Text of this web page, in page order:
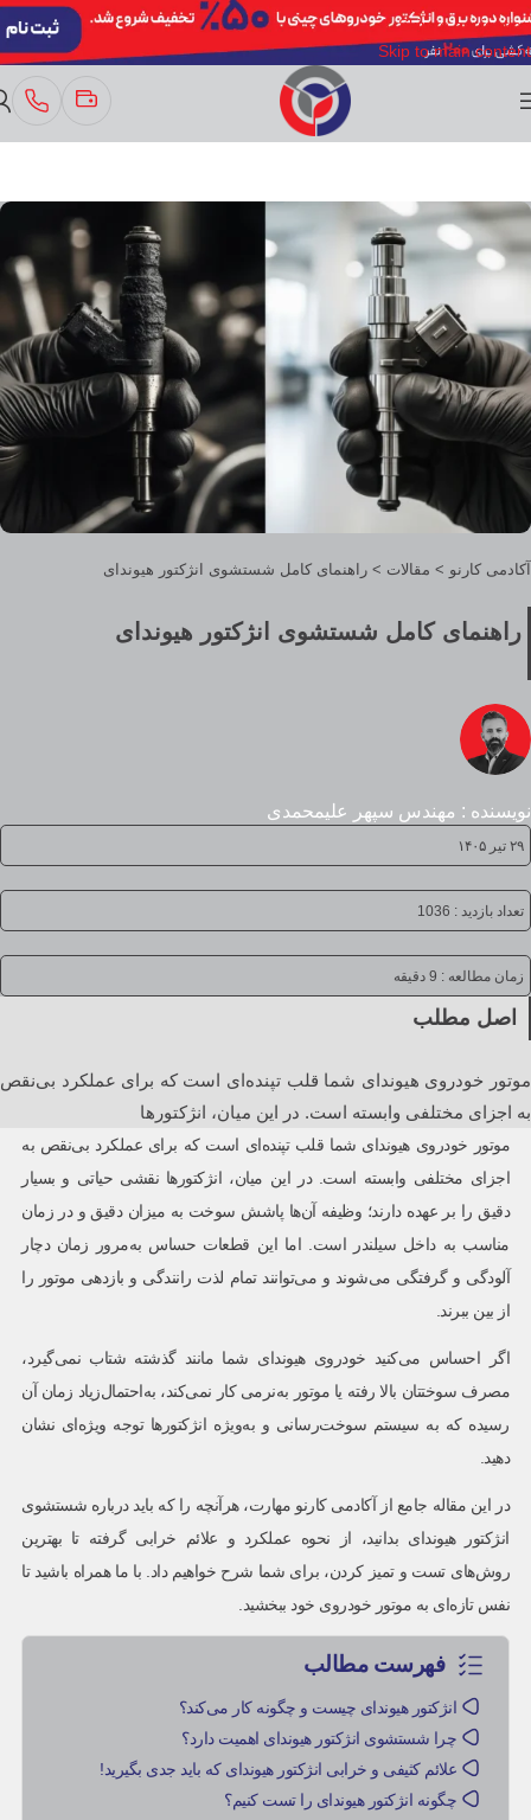
Skip to navigation
Skip to main content
آکادمی کارنو > مقالات > راهنمای کامل شستشوی انژکتور هیوندای
راهنمای کامل شستشوی انژکتور هیوندای
نویسنده : مهندس سپهر علیمحمدی
۲۹ تیر ۱۴۰۵
تعداد بازدید : 1036
زمان مطالعه : 9 دقیقه
اصل مطلب
موتور خودروی هیوندای شما قلب تپنده‌ای است که برای عملکرد بی‌نقص
به اجزای مختلفی وابسته است. در این میان، انژکتورها
موتور خودروی هیوندای شما قلب تپنده‌ای است که برای عملکرد بی‌نقص به
اجزای مختلفی وابسته است. در این میان، انژکتورها نقشی حیاتی و بسیار
دقیق را بر عهده دارند؛ وظیفه آن‌ها پاشش سوخت به میزان دقیق و در زمان
مناسب به داخل سیلندر است. اما این قطعات حساس به‌مرور زمان دچار
آلودگی و گرفتگی می‌شوند و می‌توانند تمام لذت رانندگی و بازدهی موتور را
از بین ببرند.
اگر احساس می‌کنید خودروی هیوندای شما مانند گذشته شتاب نمی‌گیرد،
مصرف سوختتان بالا رفته یا موتور به‌نرمی کار نمی‌کند، به‌احتمال‌زیاد زمان آن
رسیده که به سیستم سوخت‌رسانی و به‌ویژه انژکتورها توجه ویژه‌ای نشان
دهید.
در این مقاله جامع از آکادمی کارنو مهارت، هرآنچه را که باید درباره شستشوی
انژکتور هیوندای بدانید، از نحوه عملکرد و علائم خرابی گرفته تا بهترین
روش‌های تست و تمیز کردن، برای شما شرح خواهیم داد. با ما همراه باشید تا
نفس تازه‌ای به موتور خودروی خود ببخشید.
فهرست مطالب
انژکتور هیوندای چیست و چگونه کار می‌کند؟
چرا شستشوی انژکتور هیوندای اهمیت دارد؟
علائم کثیفی و خرابی انژکتور هیوندای که باید جدی بگیرید!
چگونه انژکتور هیوندای را تست کنیم؟